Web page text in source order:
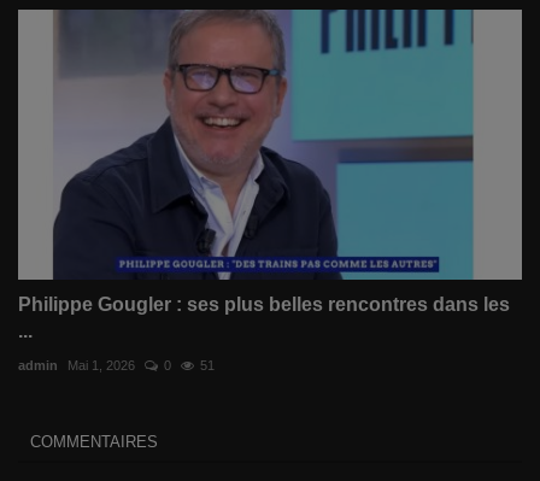
Philippe Gougler : ses plus belles rencontres dans les
...
admin Mai 1, 2026 0 51
COMMENTAIRES